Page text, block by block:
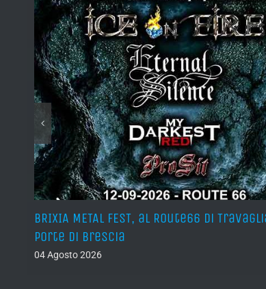
BRIXIA METAL FEST, al Route66 di
porte di Brescia
04 Agosto 2026